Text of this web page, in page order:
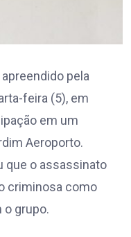
pela
feira (5), em
em um
Aeroporto.
que o assassinato
criminosa como
o grupo.